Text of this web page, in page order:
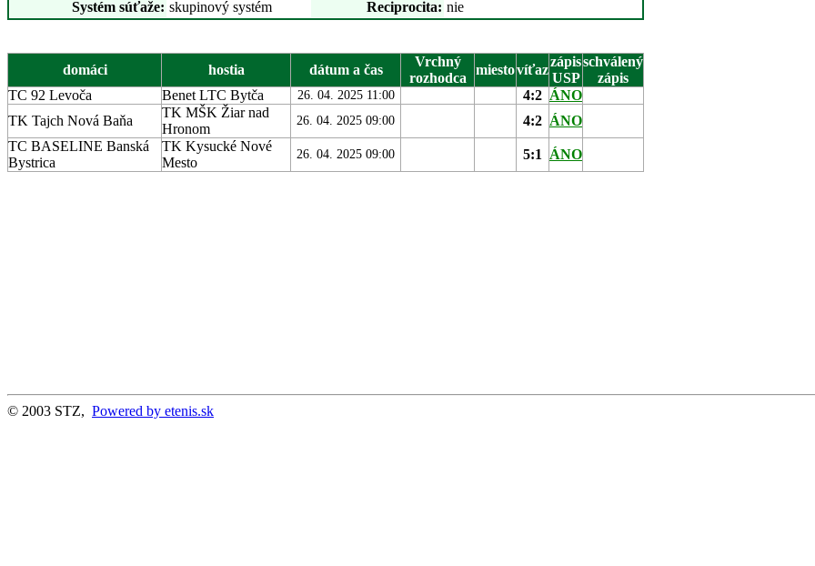
Systém súťaže: skupinový systém Reciprocita: nie
domáci hostia dátum a čas
Vrchný
rozhodca
miestovíťaz
zápis
USP
schválený
zápis
TC 92 Levoča
Benet LTC Bytča 26. 04. 2025 11:00 4:2 ÁNO
TK Tajch Nová Baňa
TK MŠK Žiar nad
Hronom
26. 04. 2025 09:00 4:2 ÁNO
TC BASELINE Banská
Bystrica
TK Kysucké Nové
Mesto
26. 04. 2025 09:00 5:1 ÁNO
© 2003 STZ, Powered by etenis.sk